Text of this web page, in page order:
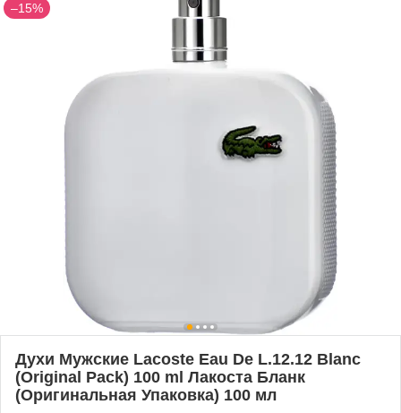
–15%
Духи Мужские Lacoste Eau De L.12.12 Blanc
(Original Pack) 100 ml Лакоста Бланк
(Оригинальная Упаковка) 100 мл